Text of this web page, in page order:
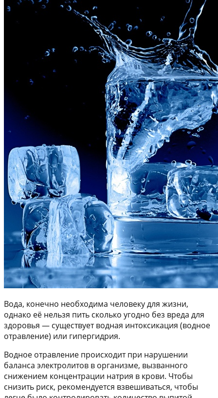
Вода, конечно необходима человеку для жизни,
однако её нельзя пить сколько угодно без вреда для
здоровья — существует водная интоксикация (водное
отравление) или гипергидрия.
Водное отравление происходит при нарушении
баланса электролитов в организме, вызванного
снижением концентрации натрия в крови. Чтобы
снизить риск, рекомендуется взвешиваться, чтобы